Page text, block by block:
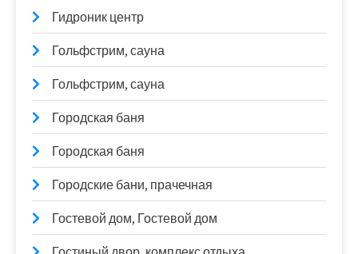
Гидроник центр
Гольфстрим, сауна
Гольфстрим, сауна
Городская баня
Городская баня
Городские бани, прачечная
Гостевой дом, Гостевой дом